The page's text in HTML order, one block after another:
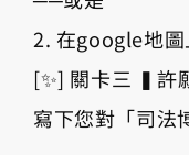
2. 在google地
[✨] 關卡三 ▍許
寫下您對「司法